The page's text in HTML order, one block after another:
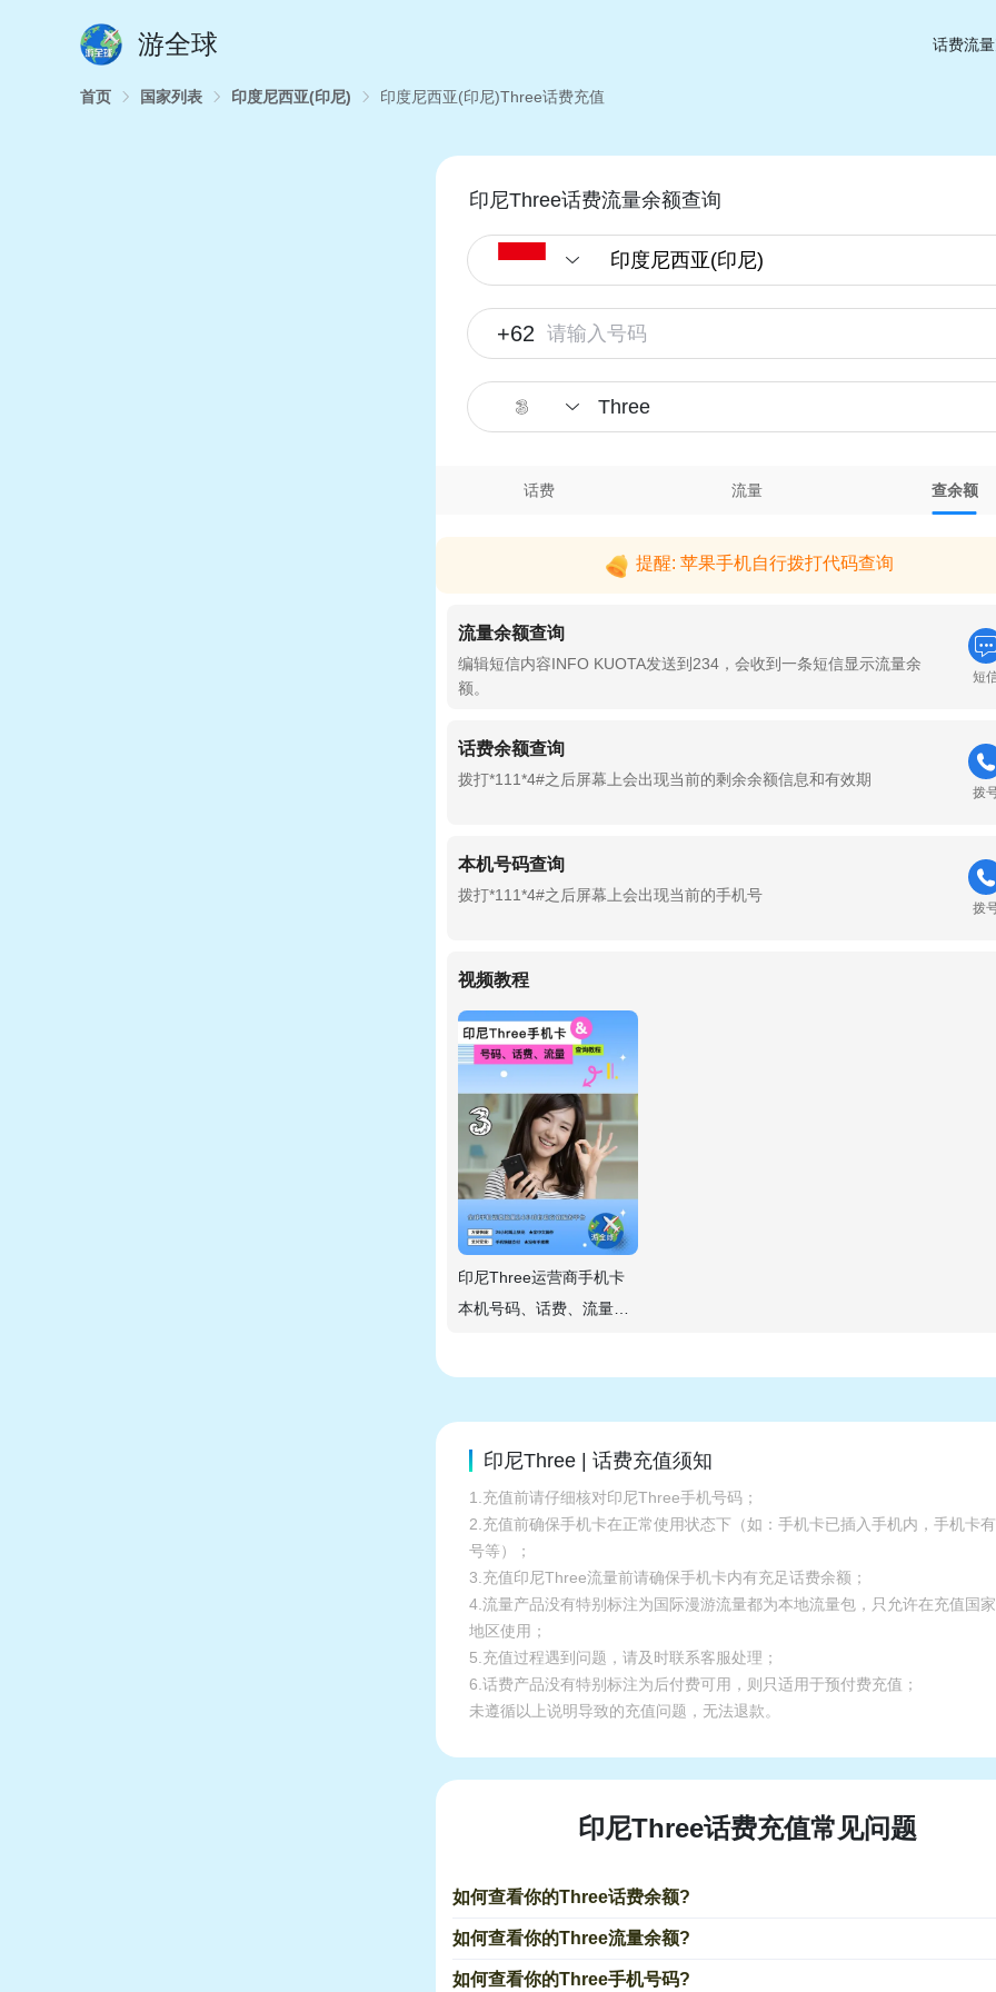
游全球 话费流
首页 国家列表 印度尼西亚(印尼) 印度尼西亚(印尼)Three话费充值
印尼Three话费流量余额查询
+62
Three
话费 流量 查余额
提醒: 苹果手机自行拨打代码查询
流量余额查询
编辑短信内容INFO KUOTA发送到234，会收到一条短信显示流量余
额。
短
话费余额查询
拨打*111*4#之后屏幕上会出现当前的剩余余额信息和有效期
拨
本机号码查询
拨打*111*4#之后屏幕上会出现当前的手机号
拨
视频教程
印尼Three运营商手机卡
本机号码、话费、流量查
印尼Three | 话费充值须知
1.充值前请仔细核对印尼Three手机号码；
2.充值前确保手机卡在正常使用状态下（如：手机卡已插入手机内，手机卡
号等）；
3.充值印尼Three流量前请确保手机卡内有充足话费余额；
4.流量产品没有特别标注为国际漫游流量都为本地流量包，只允许在充值国
地区使用；
5.充值过程遇到问题，请及时联系客服处理；
6.话费产品没有特别标注为后付费可用，则只适用于预付费充值；
未遵循以上说明导致的充值问题，无法退款。
印尼Three话费充值常见问题
如何查看你的Three话费余额?
如何查看你的Three流量余额?
如何查看你的Three手机号码?